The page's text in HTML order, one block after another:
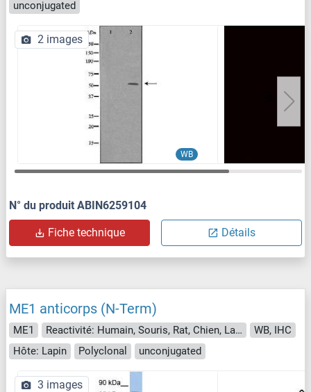
unconjugated
WB
2 images
N° du produit ABIN6259104
Fiche technique Détails
ME1 anticorps (N-Term)
ME1 Reactivité: Humain, Souris, Rat, Chien, Lapin, Cheval, Porc, Mouton, Boeuf (Vache)
WB, IHC
Hôte: Lapin
Polyclonal unconjugated
3 images